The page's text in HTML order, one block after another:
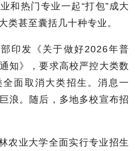
和热门专业一起“打包”成大
类甚至囊括几十种专业。
印发《关于做好2026年普
知》，要求高校严控大类数
面取消大类招生。消息一
浪。随后，多地多校宣布招
农业大学全面实行专业招生